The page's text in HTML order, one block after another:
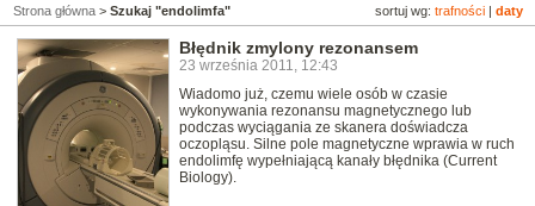
sortuj wg: trafności daty
Strona główna > Szukaj "endolimfa"
Błędnik zmylony rezonansem
23 września 2011, 12:43
Wiadomo już, czemu wiele osób w czasie
wykonywania rezonansu magnetycznego lub
podczas wyciągania ze skanera doświadcza
oczopląsu. Silne pole magnetyczne wprawia w ruch
endolimfę wypełniającą kanały błędnika (Current
Biology).